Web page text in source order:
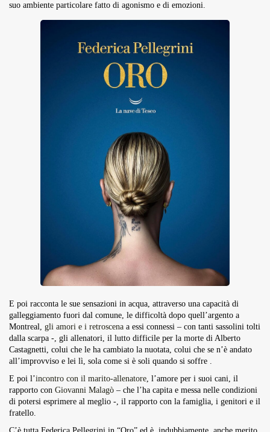
suo ambiente particolare fatto di agonismo e di emozioni.
E poi racconta le sue sensazioni in acqua, attraverso una capacità di
galleggiamento fuori dal comune, le difficoltà dopo quell’argento a
Montreal, gli amori e i retroscena a essi connessi – con tanti sassolini tolti
dalla scarpa -, gli allenatori, il lutto difficile per la morte di Alberto
Castagnetti, colui che le ha cambiato la nuotata, colui che se n’è andato
all’improvviso e lei lì, sola come si è soli quando si soffre .
E poi l’incontro con il marito-allenatore, l’amore per i suoi cani, il
rapporto con Giovanni Malagò – che l’ha capita e messa nelle condizioni
di potersi esprimere al meglio -, il rapporto con la famiglia, i genitori e il
fratello.